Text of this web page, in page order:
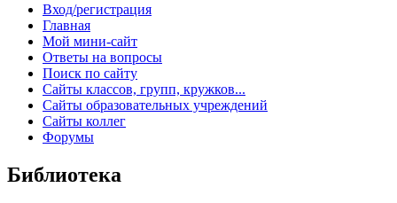
Вход/регистрация
Главная
Мой мини-сайт
Ответы на вопросы
Поиск по сайту
Сайты классов, групп, кружков...
Сайты образовательных учреждений
Сайты коллег
Форумы
Библиотека